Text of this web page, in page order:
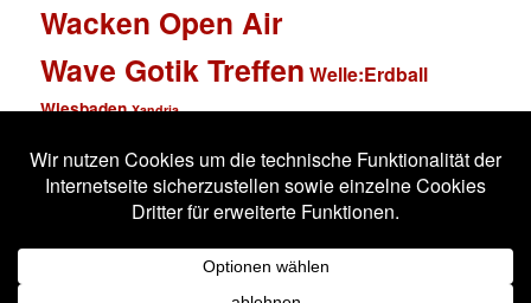
Wacken Open Air
Wave Gotik Treffen Welle:Erdball
Wiesbaden Xandria
Impressum